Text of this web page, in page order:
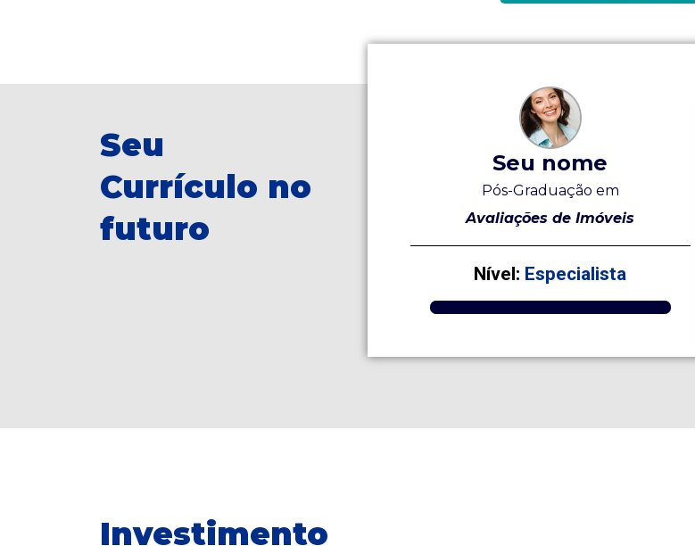
Seu
Currículo no
futuro
Seu nome
Pós-Graduação em
Avaliações de Imóveis
Nível: Especialista
Investimento